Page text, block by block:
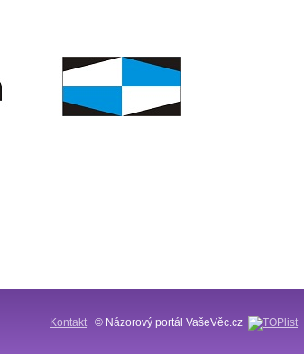
Kontakt © Názorový portál VašeVěc.cz